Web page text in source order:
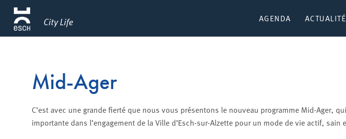
City Life AGENDA
Mid-Ager
C’est avec une grande fierté que nous vous présentons le nouveau programme Mid-Ager,
importante dans l’engagement de la Ville d’Esch-sur-Alzette pour un mode de vie actif, sain